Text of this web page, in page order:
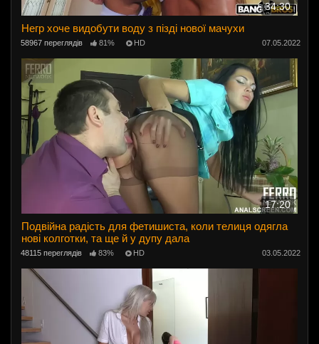
34:30
Негр хоче видобути воду з пізді нової мачухи
58967 переглядів 81% HD 07.05.2022
17:20
Подвійна радість для фетишиста, коли телиця одягла
нові колготки, та ще й у дупу дала
48115 переглядів 83% HD 03.05.2022